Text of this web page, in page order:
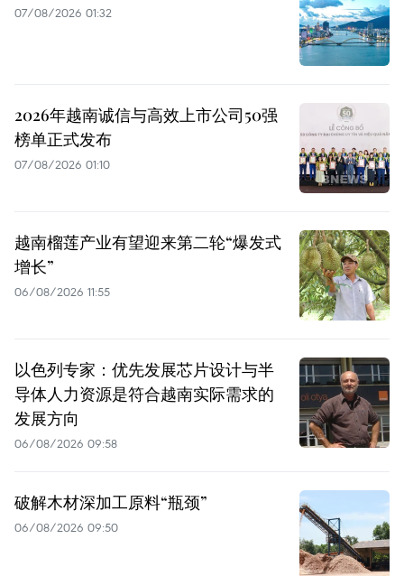
07/08/2026 01:32
2026年越南诚信与高效上市公司50强
榜单正式发布
07/08/2026 01:10
越南榴莲产业有望迎来第二轮“爆发式
增长”
06/08/2026 11:55
以色列专家：优先发展芯片设计与半
导体人力资源是符合越南实际需求的
发展方向
06/08/2026 09:58
破解木材深加工原料“瓶颈”
06/08/2026 09:50